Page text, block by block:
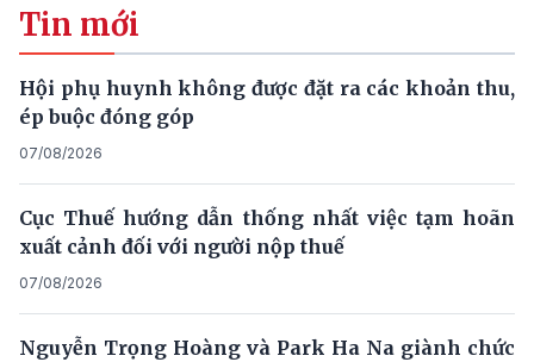
Tin mới
Hội phụ huynh không được đặt ra các khoản thu,
ép buộc đóng góp
07/08/2026
Cục Thuế hướng dẫn thống nhất việc tạm hoãn
xuất cảnh đối với người nộp thuế
07/08/2026
Nguyễn Trọng Hoàng và Park Ha Na giành chức